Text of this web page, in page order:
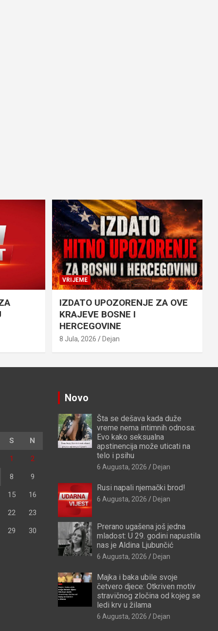
VRIJEME
IZDATO UPOZORENJE ZA OVE
KRAJEVE BOSNE I
HERCEGOVINE
8 Jula, 2026 Dejan
S N
1 2
8 9
15 16
22 23
29 30
Novo
Šta se dešava kada duže
vreme nema intimnih odnosa:
Evo kako seksualna
apstinencija može uticati na
telo i psihu
6 Augusta, 2026 Dejan
Rusi napali njemački brod!
6 Augusta, 2026 Dejan
Prerano ugašena još jedna
mladost: U 29. godini napustila
nas je Aldina Ljubunčić
6 Augusta, 2026 Dejan
Majka i baka ubile svoje
četvero djece: Otkriven motiv
stravičnog zločina od kojeg se
ledi krv u žilama
6 Augusta, 2026 Dejan